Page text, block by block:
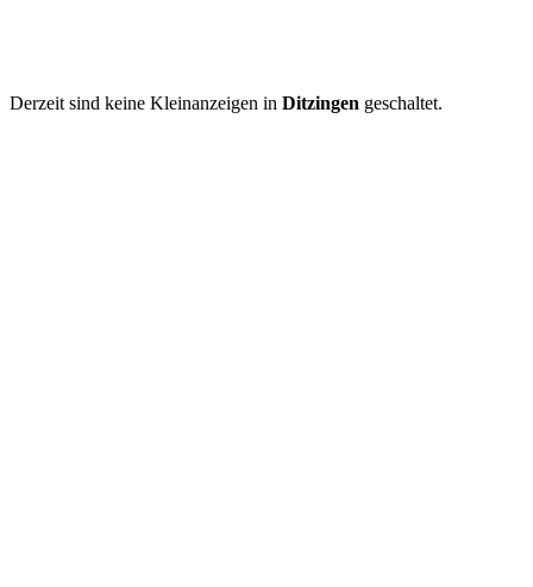
Derzeit sind keine Kleinanzeigen in Ditzingen geschaltet.